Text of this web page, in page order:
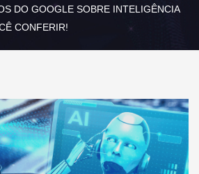
DO GOOGLE SOBRE INTELIGÊNCIA
CONFERIR!